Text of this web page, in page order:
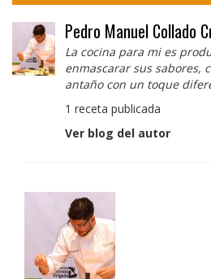
Pedro Manuel Collado
La cocina para mi es
enmascarar sus sabores,
antaño con un toque
1 receta publicada
Ver blog del autor